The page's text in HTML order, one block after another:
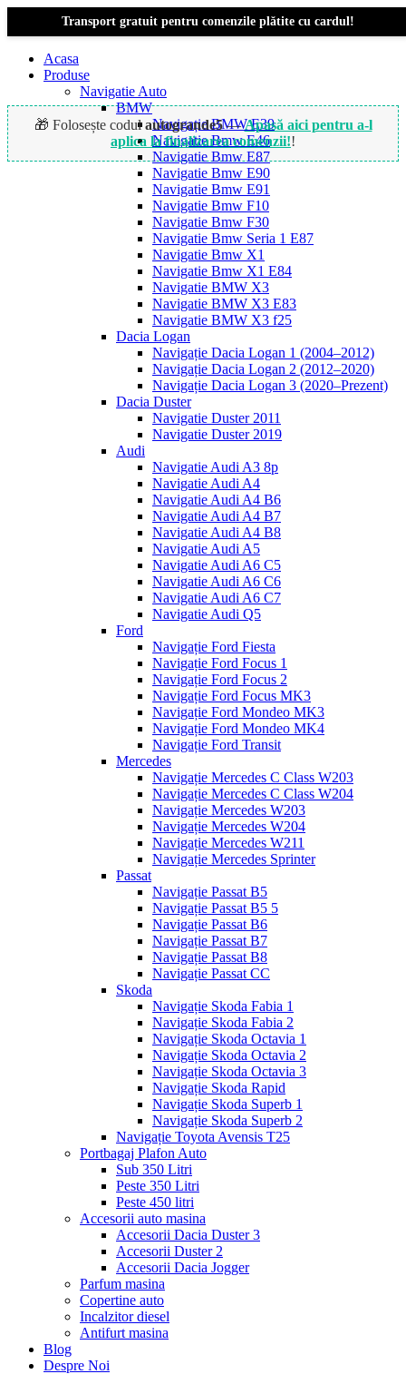
Transport gratuit pentru comenzile plătite cu cardul!
Acasa
Produse
Navigatie Auto
BMW
Navigație BMW E39
Navigatie Bmw E46
Navigatie Bmw E87
Navigatie Bmw E90
Navigatie Bmw E91
Navigatie Bmw F10
Navigatie Bmw F30
Navigatie Bmw Seria 1 E87
Navigatie Bmw X1
Navigatie Bmw X1 E84
Navigatie BMW X3
Navigatie BMW X3 E83
Navigatie BMW X3 f25
Dacia Logan
Navigație Dacia Logan 1 (2004–2012)
Navigație Dacia Logan 2 (2012–2020)
Navigație Dacia Logan 3 (2020–Prezent)
Dacia Duster
Navigatie Duster 2011
Navigatie Duster 2019
Audi
Navigatie Audi A3 8p
Navigatie Audi A4
Navigatie Audi A4 B6
Navigatie Audi A4 B7
Navigatie Audi A4 B8
Navigatie Audi A5
Navigatie Audi A6 C5
Navigatie Audi A6 C6
Navigatie Audi A6 C7
Navigatie Audi Q5
Ford
Navigație Ford Fiesta
Navigație Ford Focus 1
Navigație Ford Focus 2
Navigație Ford Focus MK3
Navigație Ford Mondeo MK3
Navigație Ford Mondeo MK4
Navigație Ford Transit
Mercedes
Navigație Mercedes C Class W203
Navigație Mercedes C Class W204
Navigație Mercedes W203
Navigație Mercedes W204
Navigație Mercedes W211
Navigație Mercedes Sprinter
Passat
Navigație Passat B5
Navigație Passat B5 5
Navigație Passat B6
Navigație Passat B7
Navigație Passat B8
Navigație Passat CC
Skoda
Navigație Skoda Fabia 1
Navigație Skoda Fabia 2
Navigație Skoda Octavia 1
Navigație Skoda Octavia 2
Navigație Skoda Octavia 3
Navigație Skoda Rapid
Navigație Skoda Superb 1
Navigație Skoda Superb 2
Navigație Toyota Avensis T25
Portbagaj Plafon Auto
Sub 350 Litri
Peste 350 Litri
Peste 450 litri
Accesorii auto masina
Accesorii Dacia Duster 3
Accesorii Duster 2
Accesorii Dacia Jogger
Parfum masina
Copertine auto
Incalzitor diesel
Antifurt masina
Blog
Despre Noi
🎁 Folosește codulautogrande5—Apasă aici pentru a-l
aplica la finalizarea comenzii!!